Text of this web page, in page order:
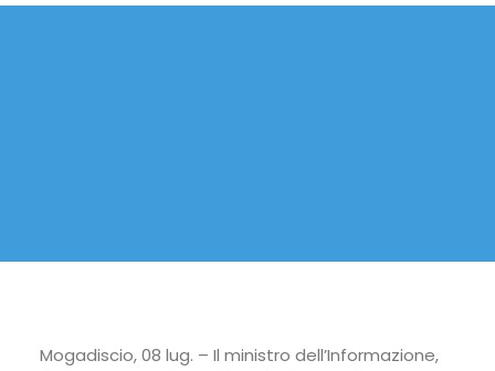
Mogadiscio, 08 lug. – Il ministro dell’Informazione,